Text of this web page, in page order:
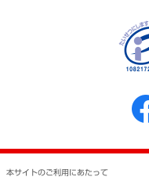
反社会的勢力に対する基本方針
書面による個人情報の開示等の
本サイトのご利用にあたって